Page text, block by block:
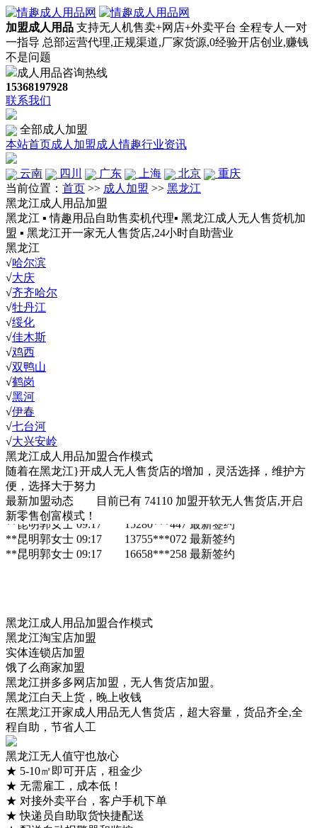
加盟成人用品 支持无人机售卖+网店+外卖平台 全程专人一对
一指导 总部运营代理,正规渠道,厂家货源,0经验开店创业,赚钱
不是问题
成人用品咨询热线
15368197928
联系我们
全部成人加盟
本站首页成人加盟成人情趣行业资讯
云南 四川 广东 上海 北京
重庆
当前位置： 首页 >> 成人加盟 >> 黑龙江
黑龙江成人用品加盟
黑龙江 ▪ 情趣用品自助售卖机代理▪ 黑龙江成人无人售货机加
盟 ▪ 黑龙江开一家无人售货店,24小时自助营业
黑龙江
√哈尔滨
√大庆
√齐齐哈尔
√牡丹江
√绥化
√佳木斯
√鸡西
√双鸭山
√鹤岗
√黑河
√伊春
√七台河
√大兴安岭
黑龙江成人用品加盟合作模式
随着在黑龙江}开成人无人售货店的增加，灵活选择，维护方
便，选择大于努力
最新加盟动态
目前已有 74110 加盟开软无人售货店,开启
新零售创富模式！
黑龙江 **昆明郭女士 09:17 137最新签约
黑龙江**昆明郭女士 09:17 18765***483
**昆明郭女士 09:17 13824***963最新签约
**昆明郭女士 09:17 15280***447
**昆明郭女士 09:17 13755***072 最新签约
**昆明郭女士 09:17 16658***258 最新签约
黑龙江成人用品加盟合作模式
黑龙江淘宝店加盟
实体连锁店加盟
饿了么商家加盟
黑龙江拼多多网店加盟，无人售货店加盟。
黑龙江白天上货，晚上收钱
在黑龙江开家成人用品无人售货店，超大容量，货品齐全,全
程自助，节省人工
黑龙江无人值守也放心
★ 5-10㎡即可开店，租金少
★ 无需雇工，成本低！
★ 对接外卖平台，客户手机下单
★ 快递员自助取货快捷配送